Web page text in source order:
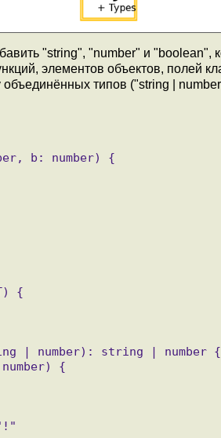
"string", "number" и
элементов объектов, полей
объединённых типов ("string |